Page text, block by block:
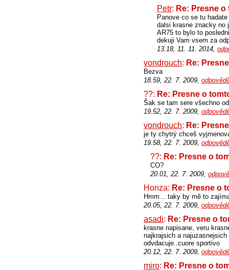
Petr: Re: Presne
Panove co se tu
dalsi krasne znacky no
AR75 to bylo to
dekuji Vam vsem za
13.18, 11. 11. 2014,
vondrouch: Re:
Bezva
18.59, 22. 7. 2009,
??: Re: Presne o
Šak se tam sere všechno
19.52, 22. 7. 2009,
vondrouch: Re:
je ty chytrý chceš
19.58, 22. 7. 2009,
??: Re: Presne o
CO?
20.01, 22. 7. 2009,
Honza: Re: Presne o
Hmm... taky by mě to
20.05, 22. 7. 2009,
asadi: Re: Presne o
krasne napisane, veru
najkrajsich a
odvdacuje..cuore sportivo
20.12, 22. 7. 2009,
miro: Re: Presne o